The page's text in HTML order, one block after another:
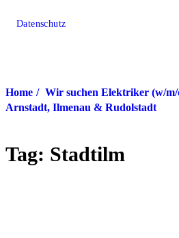
Datenschutz
Home
Wir suchen Elektriker (w/
Arnstadt, Ilmenau & Rudolstadt
Tag: Stadtilm